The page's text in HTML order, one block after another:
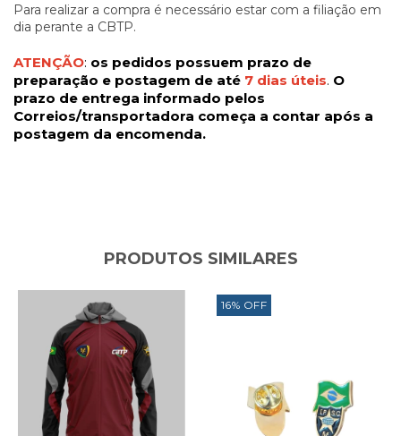
Para realizar a compra é necessário estar com a filiação em
dia perante a CBTP.
ATENÇÃO: os pedidos possuem prazo de
preparação e postagem de até 7 dias úteis. O
prazo de entrega informado pelos
Correios/transportadora começa a contar após a
postagem da encomenda.
PRODUTOS SIMILARES
16% OFF